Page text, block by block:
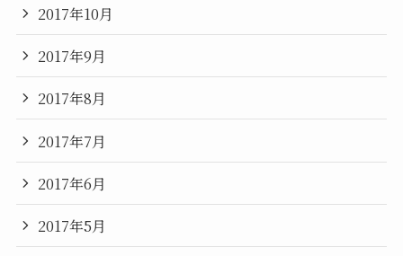
2017年10月
2017年9月
2017年8月
2017年7月
2017年6月
2017年5月